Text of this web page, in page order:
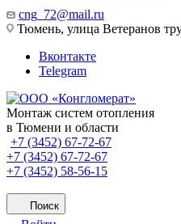
cng_72@mail.ru
Тюмень, улица Ветеранов
Вконтакте
Telegram
Монтаж систем отопления
в Тюмени и области
+7 (3452) 67-72-67
+7 (3452) 67-72-67
+7 (3452) 58-56-15
Поиск